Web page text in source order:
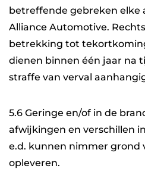
betreffende gebreken elke
Alliance Automotive.
betrekking tot
dienen binnen één jaar na
straffe van verval
5.6 Geringe en/of in de
afwijkingen en verschillen
e.d. kunnen nimmer grond
opleveren.